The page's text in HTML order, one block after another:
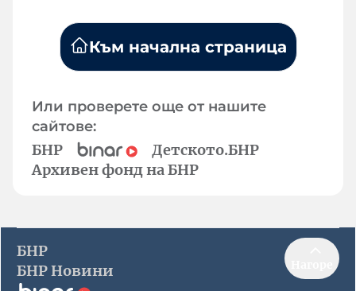
Към начална страница
Или проверете още от нашите
сайтове:
БНР
Детското.БНР
Архивен фонд на БНР
БНР
БНР Новини